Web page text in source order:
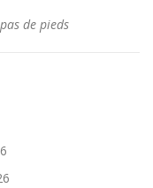
de pieds